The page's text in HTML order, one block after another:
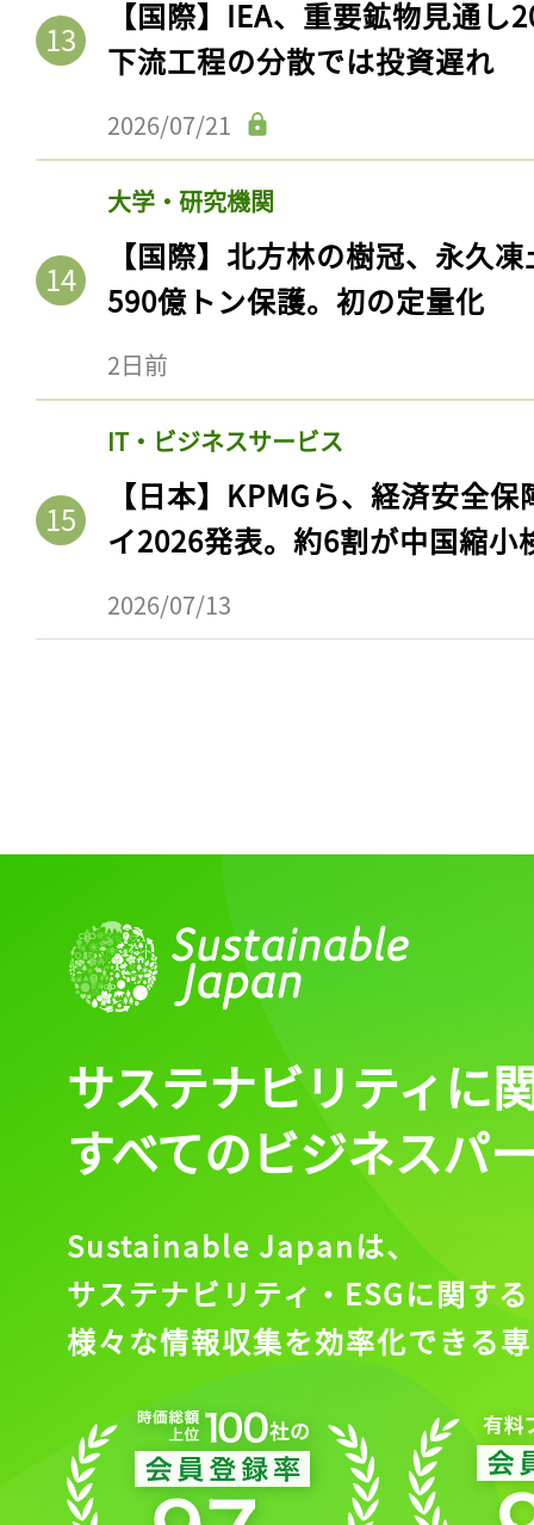
【国際】IEA、重要鉱物見通
下流工程の分散では投資遅れ
2026/07/21
大学・研究機関
【国際】北方林の樹冠、永久
590億トン保護。初の定量化
2日前
IT・ビジネスサービス
【日本】KPMGら、経済安全
イ2026発表。約6割が中国縮小
2026/07/13
記事をお気に入りに
会員登録
サステナビリティに
すべてのビジネスパ
Sustainable Japanは、
サステナビリティ・ESGに関する
様々な情報収集を効率化できる